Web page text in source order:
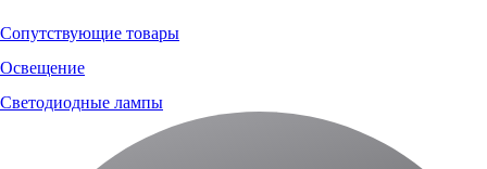
Сопутствующие товары
Освещение
Светодиодные лампы